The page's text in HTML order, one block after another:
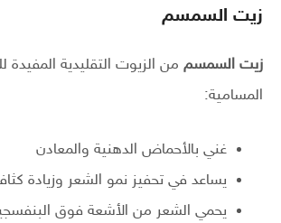
زيت السمسم
زيت السمسم من الزيوت التقليدية
المسامية:
غني بالأحماض الدهنية والمعادن
يساعد في تحفيز نمو الشعر وزيادة
يحمي الشعر من الأشعة فوق